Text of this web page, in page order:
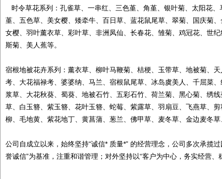
时令草花系列：孔雀草、一串红、三色堇、角堇、银叶菊、太阳花
堇、五色草、美女樱、矮牵牛、百日草、蓝花鼠尾草、翠菊、国庆菊
女樱、羽叶薰衣草、彩叶草、非洲凤仙、长春花、雏菊、鸡冠花、世
斯菊、美人蕉等。
宿根地被花卉系列：薰衣草、柳叶马鞭菊、桔梗、玉带草、地被菊、
考、大花福禄考、婆婆纳、马兰、宿根鼠尾草、冰岛虞美人、千屈菜
浆草、大花秋葵、蜀葵、地被石竹、五彩石竹、荷兰菊、黑心菊、绣
草、白玉簪、紫玉簪、花叶玉簪、蛇莓、紫露草、羽扇豆、飞燕草、
柳、毛地黄、紫花地丁、黄菖蒲、葱兰、佛甲草、麦冬草、金边麦冬
公司自成立以来，始终坚持“诚信* 质量*” 的经营理念，公司多次承揽
誉诚信”为基准，注重和谐管理；对外坚持以“客户为中心，务实经营、